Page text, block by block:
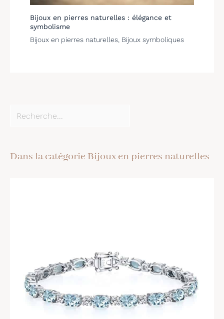
Bijoux en pierres naturelles : élégance et
symbolisme
Bijoux en pierres naturelles Bijoux symboliques
Dans la catégorie Bijoux en pierres naturelles